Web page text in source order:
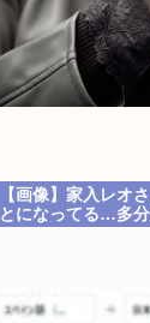
【画像】家入レオ
とになってる…多